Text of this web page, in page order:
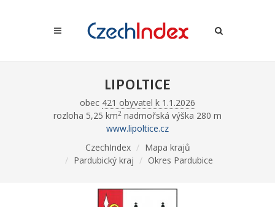
LIPOLTICE
obec 421 obyvatel k 1.1.2026
rozloha 5,25 km2 nadmořská výška 280 m
www.lipoltice.cz
CzechIndex
Mapa krajů
Pardubický kraj
Okres Pardubice